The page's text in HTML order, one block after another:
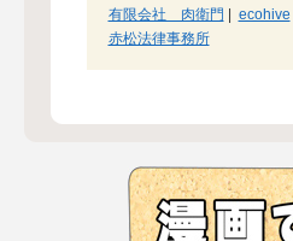
有限会社 肉衛門
ecohive
赤松法律事務所